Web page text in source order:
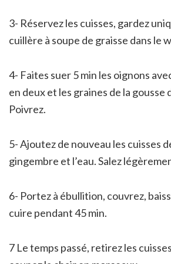
3- Réservez les cuisses, gardez
cuillère à soupe de graisse dans le
4- Faites suer 5 min les oignons
en deux et les graines de la gousse
Poivrez.
5- Ajoutez de nouveau les cuisses
gingembre et l’eau. Salez
6- Portez à ébullition, couvrez,
cuire pendant 45 min.
7 Le temps passé, retirez les